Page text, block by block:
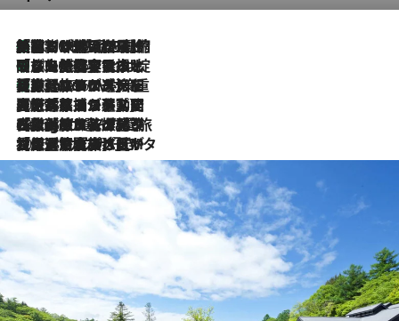
2026.8.6
「荷物が増えるほど旅ストレスは増す」美容ジャーナリストがたどり着いた最終結論。“化粧品を劇的に減らす”感動の凝縮美容とは
2026.8.6
「旅先には金髪ウィッグを持参」日本と同じメイクでは損してる!? 美容ジャーナリストが提案する“掟破りの旅美容”とは
2026.8.6
【厳選旅コスメ】「身軽さ＆UV対策重視！」ヘアアーティストshucoが選んだ夏旅ベストコスメを発表【Mサイズジップ】
2026.8.5
【厳選旅コスメ】国内をあちこち移動する河井菜摘が選んだ夏旅ベストコスメ発表！「リラックスアイテムはマスト」【Mサイズジップ】
2026.8.4
【厳選旅コスメ】「紫外線＆乾燥対策しながらメイク感も！」ヘア＆メイクGeorgeが選んだ夏旅ベストコスメを発表！【Mサイズジップ】
2026.8.3
【厳選旅コスメ】「保湿もタイパ重視！」“サウナ好き”タレント清水みさとが愛用する夏旅ベストコスメを発表！【Mサイズジップ】